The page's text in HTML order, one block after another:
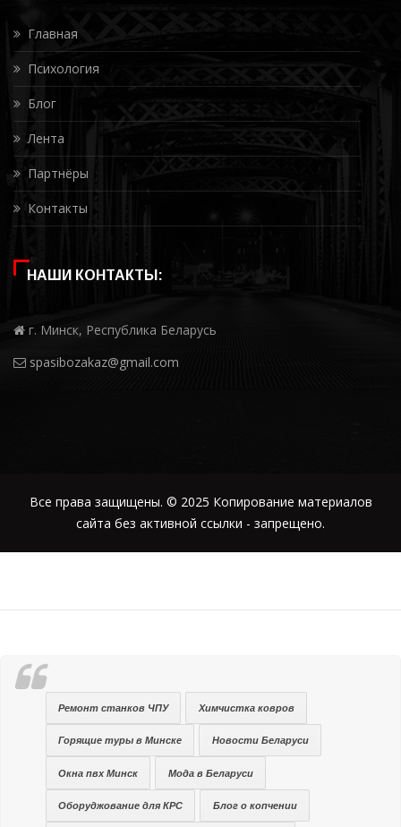
Главная
Психология
Блог
Лента
Партнёры
Контакты
НАШИ КОНТАКТЫ:
г. Минск, Республика Беларусь
spasibozakaz@gmail.com
Все права защищены. © 2025 Копирование материалов
сайта без активной ссылки - запрещено.
Ремонт станков ЧПУ Химчистка ковров
Горящие туры в Минске Новости Беларуси
Окна пвх Минск Мода в Беларуси
Оборуджование для КРС Блог о копчении